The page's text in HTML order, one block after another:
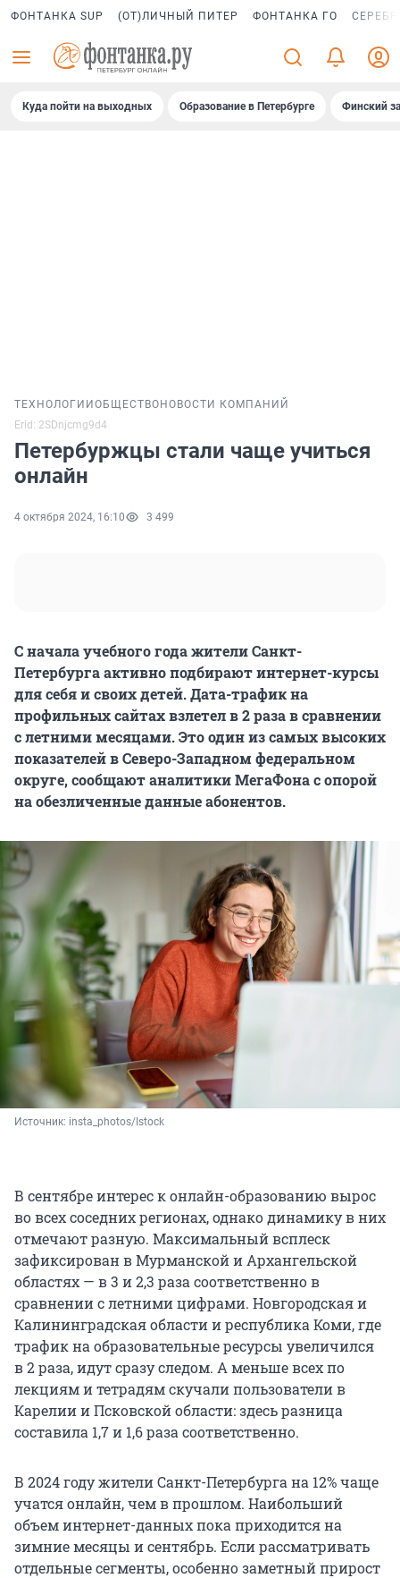
ФОНТАНКА SUP (ОТ)ЛИЧНЫЙ ПИТЕР ФОНТАНКА ГО
Куда пойти на выходных Образование в Петербурге Финский
ТЕХНОЛОГИИ ОБЩЕСТВО НОВОСТИ КОМПАНИЙ
Erid: 2SDnjcmg9d4
Петербуржцы стали чаще учиться
онлайн
4 октября 2024, 16:10 3 499
С начала учебного года жители Санкт-
Петербурга активно подбирают интернет-курсы
для себя и своих детей. Дата-трафик на
профильных сайтах взлетел в 2 раза в сравнении
с летними месяцами. Это один из самых высоких
показателей в Северо-Западном федеральном
округе, сообщают аналитики МегаФона с опорой
на обезличенные данные абонентов.
Источник: insta_photos/Istock
В сентябре интерес к онлайн-образованию вырос
во всех соседних регионах, однако динамику в них
отмечают разную. Максимальный всплеск
зафиксирован в Мурманской и Архангельской
областях — в 3 и 2,3 раза соответственно в
сравнении с летними цифрами. Новгородская и
Калининградская области и республика Коми, где
трафик на образовательные ресурсы увеличился
в 2 раза, идут сразу следом. А меньше всех по
лекциям и тетрадям скучали пользователи в
Карелии и Псковской области: здесь разница
составила 1,7 и 1,6 раза соответственно.
В 2024 году жители Санкт-Петербурга на 12% чаще
учатся онлайн, чем в прошлом. Наибольший
объем интернет-данных пока приходится на
зимние месяцы и сентябрь. Если рассматривать
отдельные сегменты, особенно заметный прирост